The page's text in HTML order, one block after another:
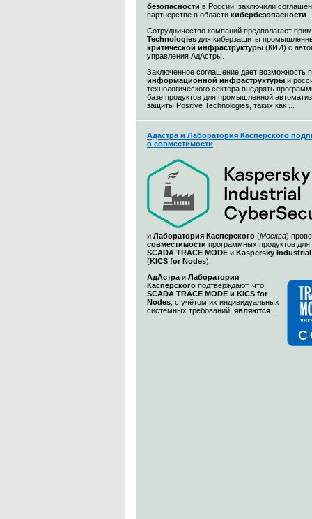
безопасности в России, заключили
партнерстве в области кибербезопасности
Сотрудничество компаний предполагает
Technologies для киберзащиты
критической инфраструктуры (КИИ) с
управления АдАстры.
Заключенное соглашение дает возможность
информационной инфраструктуры и
технологического сектора внедрять
базе продуктов для промышленной
защиты Positive Technologies, таких как ...
Адастра и Лаборатория Касперского
о совместимости
и Лаборатория Касперского (Москва)
совместимости программных продуктов
SCADA TRACE MODE и Kaspersky
(KICS for Nodes).
АдАстра и Лаборатория
Касперского подтверждают, что
SCADA TRACE MODE и KICS for
Nodes , с учётом их индивидуальных
системных требований, являются